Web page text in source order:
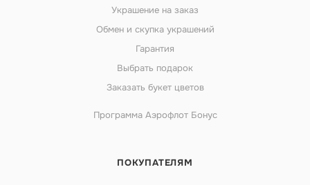
Украшение на заказ
Обмен и скупка украшений
Гарантия
Выбрать подарок
Заказать букет цветов
Программа Аэрофлот Бонус
ПОКУПАТЕЛЯМ